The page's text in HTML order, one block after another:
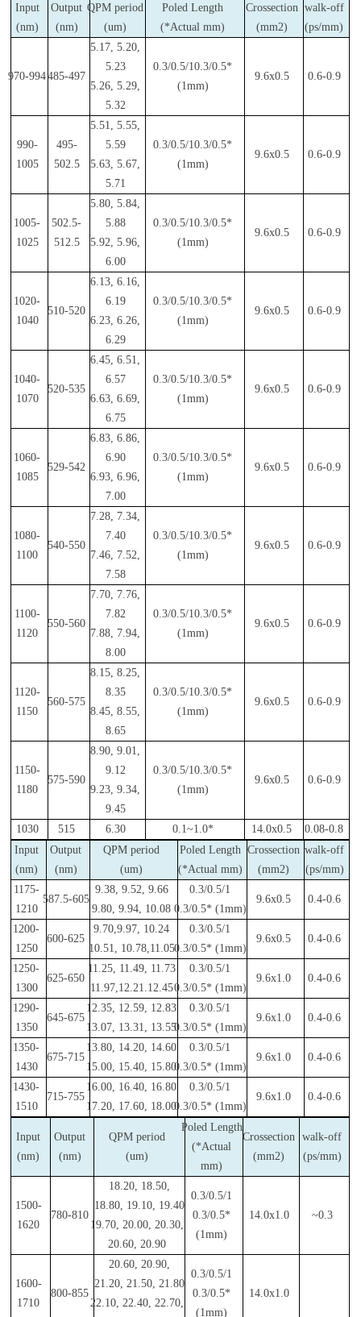
Input
(nm)
Output
(nm)
QPM period
(um)
Poled Length
(*Actual mm)
Crossection
(mm2)
walk-off
(ps/mm)
970-994485-497
5.17, 5.20,
5.23
5.26, 5.29,
5.32
0.3/0.5/10.3/0.5*
(1mm)
9.6x0.5 0.6-0.9
990-
1005
495-
502.5
5.51, 5.55,
5.59
5.63, 5.67,
5.71
0.3/0.5/10.3/0.5*
(1mm)
9.6x0.5 0.6-0.9
1005-
1025
502.5-
512.5
5.80, 5.84,
5.88
5.92, 5.96,
6.00
0.3/0.5/10.3/0.5*
(1mm)
9.6x0.5 0.6-0.9
1020-
1040
510-520
6.13, 6.16,
6.19
6.23, 6.26,
6.29
0.3/0.5/10.3/0.5*
(1mm)
9.6x0.5 0.6-0.9
1040-
1070
520-535
6.45, 6.51,
6.57
6.63, 6.69,
6.75
0.3/0.5/10.3/0.5*
(1mm)
9.6x0.5 0.6-0.9
1060-
1085
529-542
6.83, 6.86,
6.90
6.93, 6.96,
7.00
0.3/0.5/10.3/0.5*
(1mm)
9.6x0.5 0.6-0.9
1080-
1100
540-550
7.28, 7.34,
7.40
7.46, 7.52,
7.58
0.3/0.5/10.3/0.5*
(1mm)
9.6x0.5 0.6-0.9
1100-
1120
550-560
7.70, 7.76,
7.82
7.88, 7.94,
8.00
0.3/0.5/10.3/0.5*
(1mm)
9.6x0.5 0.6-0.9
1120-
1150
560-575
8.15, 8.25,
8.35
8.45, 8.55,
8.65
0.3/0.5/10.3/0.5*
(1mm)
9.6x0.5 0.6-0.9
1150-
1180
575-590
8.90, 9.01,
9.12
9.23, 9.34,
9.45
0.3/0.5/10.3/0.5*
(1mm)
9.6x0.5 0.6-0.9
1030 515 6.30 0.1~1.0* 14.0x0.5
0.08-0.8
Input
(nm)
Output
(nm)
QPM period
(um)
Poled Length
(*Actual mm)
Crossection
(mm2)
walk-off
(ps/mm)
1175-
1210
587.5-605
9.38, 9.52, 9.66
9.80, 9.94, 10.08
0.3/0.5/1
0.3/0.5* (1mm)
9.6x0.5 0.4-0.6
1200-
1250
600-625
9.70,9.97, 10.24
10.51, 10.78,11.05
0.3/0.5/1
0.3/0.5* (1mm)
9.6x0.5 0.4-0.6
1250-
1300
625-650
11.25, 11.49, 11.73
11.97,12.21.12.45
0.3/0.5/1
0.3/0.5* (1mm)
9.6x1.0 0.4-0.6
1290-
1350
645-675
12.35, 12.59, 12.83
13.07, 13.31, 13.55
0.3/0.5/1
0.3/0.5* (1mm)
9.6x1.0 0.4-0.6
1350-
1430
675-715
13.80, 14.20, 14.60
15.00, 15.40, 15.80
0.3/0.5/1
0.3/0.5* (1mm)
9.6x1.0 0.4-0.6
1430-
1510
715-755
16.00, 16.40, 16.80
17.20, 17.60, 18.00
0.3/0.5/1
0.3/0.5* (1mm)
9.6x1.0 0.4-0.6
Input
(nm)
Output
(nm)
QPM period
(um)
Poled Length
(*Actual
mm)
Crossection
(mm2)
walk-off
(ps/mm)
1500-
1620
780-810
18.20, 18.50,
18.80, 19.10, 19.40
19.70, 20.00, 20.30,
20.60, 20.90
0.3/0.5/1
0.3/0.5*
(1mm)
14.0x1.0 ~0.3
1600-
1710
800-855
20.60, 20.90,
21.20, 21.50, 21.80
22.10, 22.40, 22.70,
0.3/0.5/1
0.3/0.5*
(1mm)
14.0x1.0